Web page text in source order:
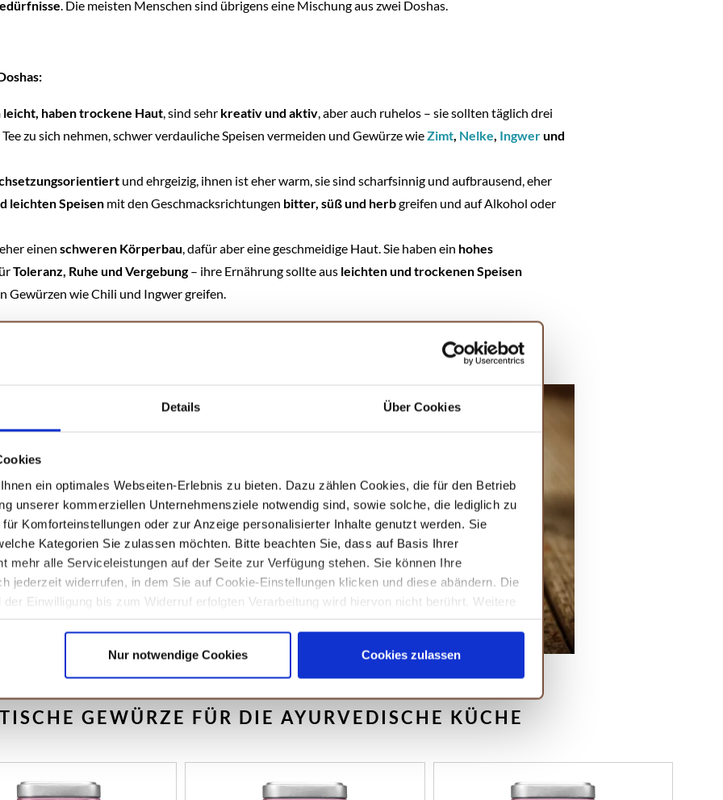
Details Über Cookies
ein optimales Webseiten-Erlebnis zu bieten. Dazu zählen Cookies, die für den Betrieb
unserer kommerziellen Unternehmensziele notwendig sind, sowie solche, die lediglich zu
Komforteinstellungen oder zur Anzeige personalisierter Inhalte genutzt werden. Sie
Kategorien Sie zulassen möchten. Bitte beachten Sie, dass auf Basis Ihrer
mehr alle Serviceleistungen auf der Seite zur Verfügung stehen. Sie können Ihre
jederzeit widerrufen, in dem Sie auf Cookie-Einstellungen klicken und diese abändern. Die
Einwilligung bis zum Widerruf erfolgten Verarbeitung wird hiervon nicht berührt. Weitere
Datenschutzhinweisen.
Nur notwendige Cookies Cookies zulassen
. Die meisten Menschen sind übrigens eine Mischung aus zwei Doshas.
haben trockene Haut , sind sehr kreativ und aktiv , aber auch ruhelos – sie sollten täglich drei
zu sich nehmen, schwer verdauliche Speisen vermeiden und Gewürze wieZimt Nelke Ingwerund
und ehrgeizig, ihnen ist eher warm, sie sind scharfsinnig und aufbrausend, eher
leichten Speisen mit den Geschmacksrichtungen bitter, süß und herbgreifen und auf Alkohol oder
einen schweren Körperbau , dafür aber eine geschmeidige Haut. Sie haben ein hohes
Toleranz, Ruhe und Vergebung– ihre Ernährung sollte aus leichten und trockenen Speisen
Gewürzen wie Chili und Ingwer greifen.
uns Elisabeth immer wieder
erschmecken – darunter auch
nachkochen. „Ob wir das
ein oder andere gefragt
und wunderbar unterstützt
eine indische Göttin mit
wir uns durch diebunten
GEWÜRZE FÜR DIE AYURVEDISCHE KÜCHE